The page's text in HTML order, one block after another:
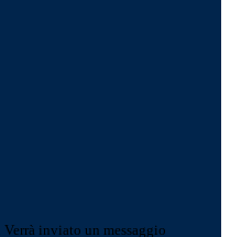
Verrà inviato un messaggio